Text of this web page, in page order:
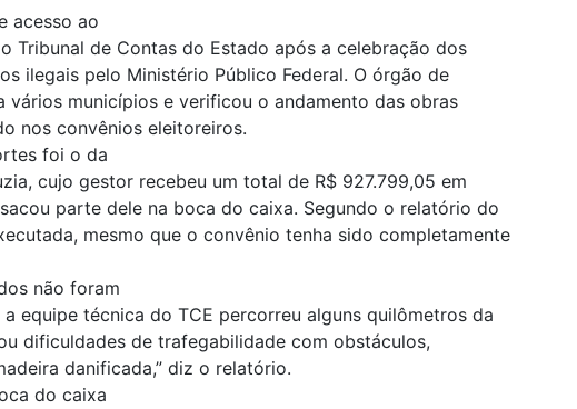
acesso ao
Tribunal de Contas do Estado após a celebração dos
ilegais pelo Ministério Público Federal. O órgão de
vários municípios e verificou o andamento das obras
nos convênios eleitoreiros.
foi o da
cujo gestor recebeu um total de R$ 927.799,05 em
parte dele na boca do caixa. Segundo o relatório do
mesmo que o convênio tenha sido completamente
não foram
equipe técnica do TCE percorreu alguns quilômetros da
dificuldades de trafegabilidade com obstáculos,
danificada,” diz o relatório.
do caixa